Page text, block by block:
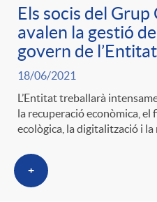
Els socis del Grup
avalen la gestió
govern de l’Entitat
18/06/2021
L’Entitat treballarà
la recuperació econòmica,
ecològica, la digitalització i
+